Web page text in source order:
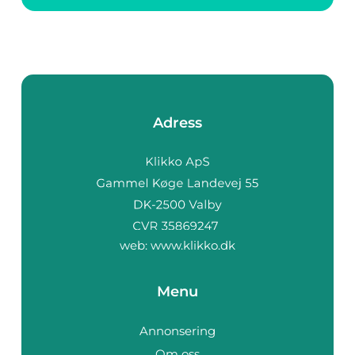
Adress
web: www.klikko.dk
Menu
Annonsering